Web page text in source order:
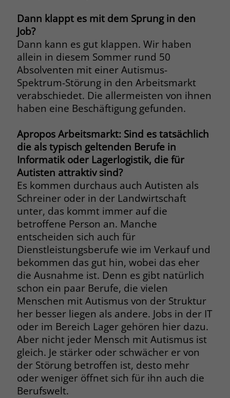
Dann klappt es mit dem Sprung in den
Job?
Dann kann es gut klappen. Wir haben
allein in diesem Sommer rund 50
Absolventen mit einer Autismus-
Spektrum-Störung in den Arbeitsmarkt
verabschiedet. Die allermeisten von ihnen
haben eine Beschäftigung gefunden.
Apropos Arbeitsmarkt: Sind es tatsächlich
die als typisch geltenden Berufe in
Informatik oder Lagerlogistik, die für
Autisten attraktiv sind?
Es kommen durchaus auch Autisten als
Schreiner oder in der Landwirtschaft
unter, das kommt immer auf die
betroffene Person an. Manche
entscheiden sich auch für
Dienstleistungsberufe wie im Verkauf und
bekommen das gut hin, wobei das eher
die Ausnahme ist. Denn es gibt natürlich
schon ein paar Berufe, die vielen
Menschen mit Autismus von der Struktur
her besser liegen als andere. Jobs in der IT
oder im Bereich Lager gehören hier dazu.
Aber nicht jeder Mensch mit Autismus ist
gleich. Je stärker oder schwächer er von
der Störung betroffen ist, desto mehr
oder weniger öffnet sich für ihn auch die
Berufswelt.